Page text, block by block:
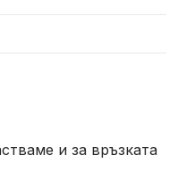
и за връзката